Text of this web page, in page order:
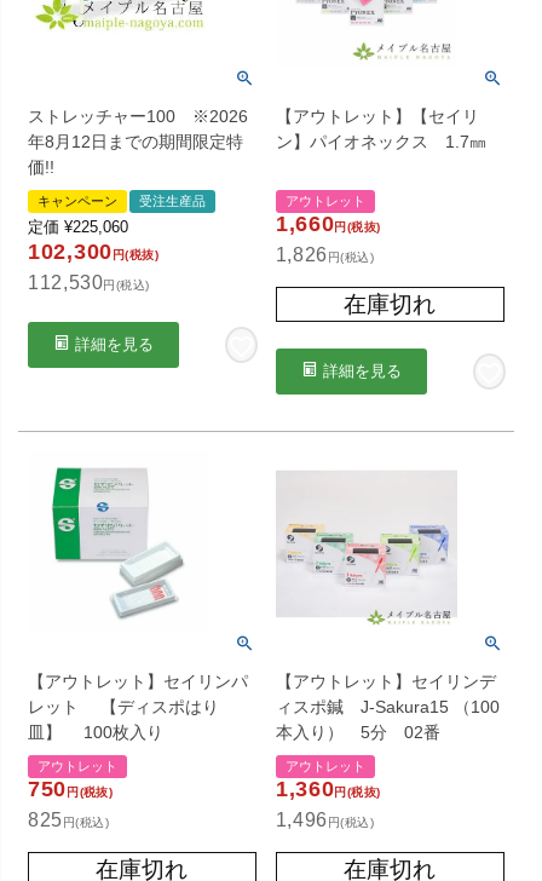
ストレッチャー100 ※2026
年8月12日までの期間限定特
価!!
キャンペーン 受注生産品
定価 ¥225,060
102,300 円(税抜)
112,530円(税込)
詳細を見る
【アウトレット】【セイリ
ン】パイオネックス 1.7㎜
アウトレット
1,660円(税抜)
1,826 円(税込)
在庫切れ
詳細を見る
【アウトレット】セイリンパ
レット 【ディスポはり
皿】 100枚入り
アウトレット
750 円(税抜)
825 円(税込)
在庫切れ
【アウトレット】セイリンデ
ィスポ鍼 J-Sakura15 （100
本入り） 5分 02番
アウトレット
1,360円(税抜)
1,496 円(税込)
在庫切れ